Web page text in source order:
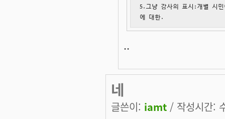
5.그냥 감사의 표시:개별 시
에 대한.
..
네
글쓴이: iamt / 작성시간: